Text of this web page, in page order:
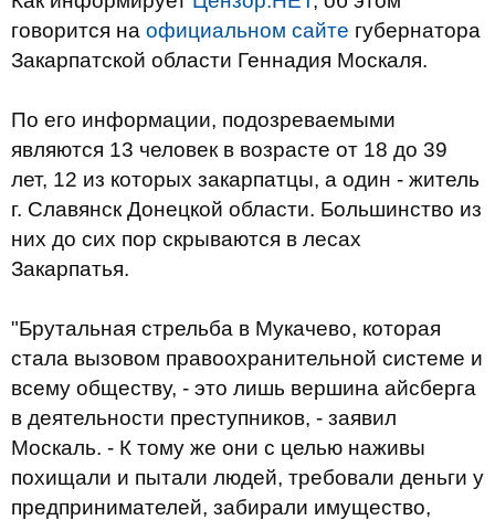
говорится на официальном сайте губернатора
Закарпатской области Геннадия Москаля.
По его информации, подозреваемыми
являются 13 человек в возрасте от 18 до 39
лет, 12 из которых закарпатцы, а один - житель
г. Славянск Донецкой области. Большинство из
них до сих пор скрываются в лесах
Закарпатья.
"Брутальная стрельба в Мукачево, которая
стала вызовом правоохранительной системе и
всему обществу, - это лишь вершина айсберга
в деятельности преступников, - заявил
Москаль. - К тому же они с целью наживы
похищали и пытали людей, требовали деньги у
предпринимателей, забирали имущество,